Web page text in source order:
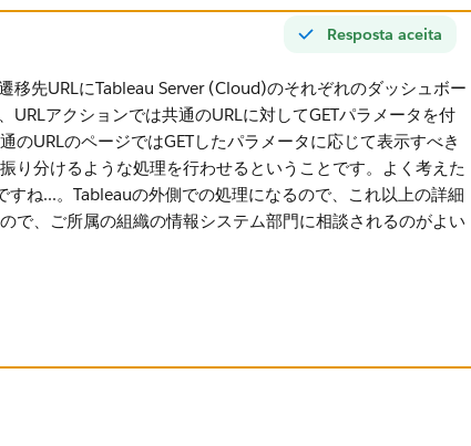
Resposta aceita
移先URLにTableau Server (Cloud)​のそれぞれのダッシュボー
URLアクションでは共通のURLに対してGETパラメータを付
のURLのページではGETしたパラメータに応じて表示すべき
り分けるような処理を行わせるということです。よく考えた
すね...。Tableauの外側での処理になるので、これ以上の詳細
で、ご所属の組織の情報システム部門に相談されるのがよい
:linktarget=_blank」を追加したいと考えています。ポータ
案内するときにパラメータ付きのリンクを送るようにする
っているダッシュボード自体を埋め込みAPIでWebページに